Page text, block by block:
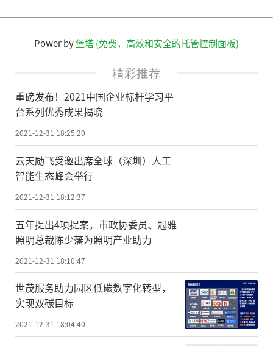
Power by堡塔 (免费，高效和安全的托管控制面板)
精彩推荐
重磅发布！2021中国企业标杆学习平
台系列优秀成果揭晓
2021-12-31 18:25:20
云天励飞受邀出席全球（深圳）人工
智能生态峰会举行
2021-12-31 18:12:37
五年提出4项提案，市政协委员、冠雅
照明总裁陈少藩为照明产业助力
2021-12-31 18:10:47
世茂服务助力园区低碳数字化转型，
实现双碳目标
2021-12-31 18:04:40